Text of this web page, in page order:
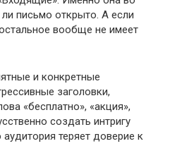
письмо открыто. А если
вообще не имеет
и конкретные
заголовки,
«бесплатно», «акция»,
создать интригу
теряет доверие к